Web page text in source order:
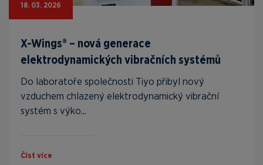
18. 03. 2026
X-Wings® – nová generace
elektrodynamických vibračních systémů
Do laboratoře společnosti Tiyo přibyl nový
vzduchem chlazený elektrodynamický vibrační
systém s výko...
Číst více